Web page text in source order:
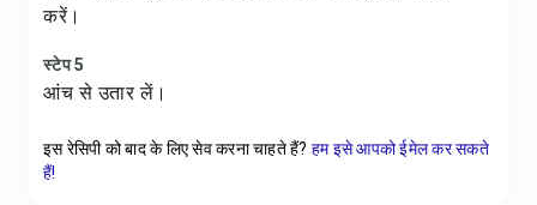
करें।
स्टेप 5
आंच से उतार लें।
इस रेसिपी को बाद के लिए सेव करना चाहते हैं? हम इसे आपको ईमेल कर सकते
हैं!